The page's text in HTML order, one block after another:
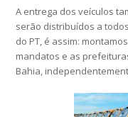
A entrega dos veículos
serão distribuídos a
do PT, é assim:
mandatos e as
Bahia,